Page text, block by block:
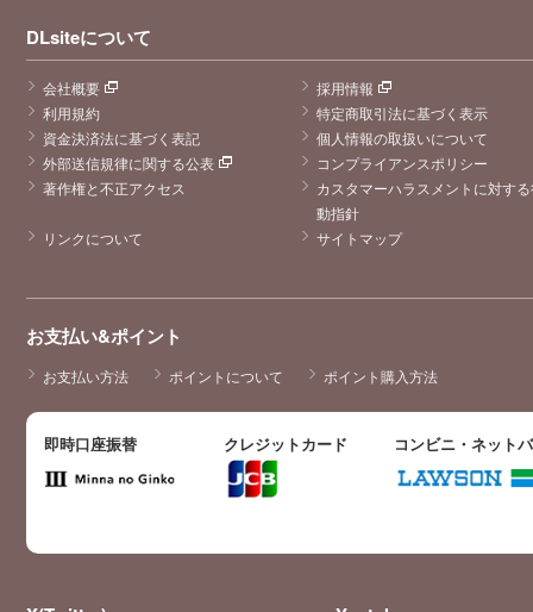
DLsiteについて
会社概要
採用情報
利用規約
特定商取引法に基づく表示
資金決済法に基づく表記
個人情報の取扱いについて
外部送信規律に関する公表
コンプライアンスポリシー
著作権と不正アクセス
カスタマーハラスメントに対す
動指針
リンクについて
サイトマップ
お支払い&ポイント
お支払い方法 ポイントについて ポイント購入方法
即時口座振替 クレジットカード コンビニ・ネット